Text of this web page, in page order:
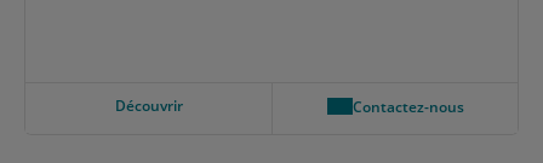
Découvrir Contactez-nous